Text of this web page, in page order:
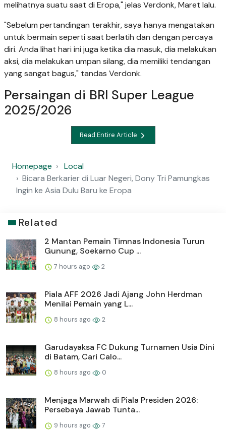
melihatnya suatu saat di Eropa," jelas Verdonk, Maret lalu.
"Sebelum pertandingan terakhir, saya hanya mengatakan
untuk bermain seperti saat berlatih dan dengan percaya
diri. Anda lihat hari ini juga ketika dia masuk, dia melakukan
aksi, dia melakukan umpan silang, dia memiliki tendangan
yang sangat bagus," tandas Verdonk.
Persaingan di BRI Super League
2025/2026
Read Entire Article
Homepage
Local
Bicara Berkarier di Luar Negeri, Dony Tri Pamungkas
Ingin ke Asia Dulu Baru ke Eropa
Related
2 Mantan Pemain Timnas Indonesia Turun
Gunung, Soekarno Cup ...
7 hours ago 2
Piala AFF 2026 Jadi Ajang John Herdman
Menilai Pemain yang L...
8 hours ago 2
Garudayaksa FC Dukung Turnamen Usia Dini
di Batam, Cari Calo...
8 hours ago 0
Menjaga Marwah di Piala Presiden 2026:
Persebaya Jawab Tunta...
9 hours ago 7